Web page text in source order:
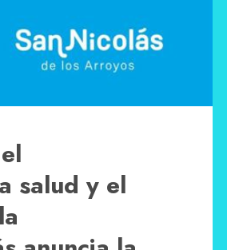
salud y el